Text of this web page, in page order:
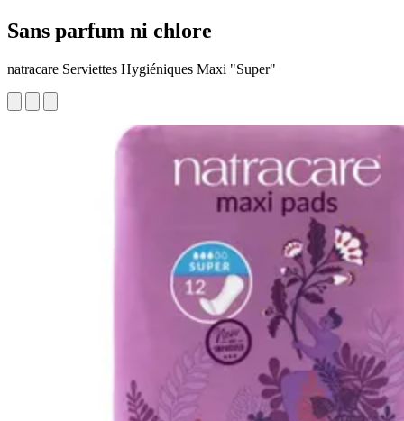
Sans parfum ni chlore
natracare Serviettes Hygiéniques Maxi "Super"